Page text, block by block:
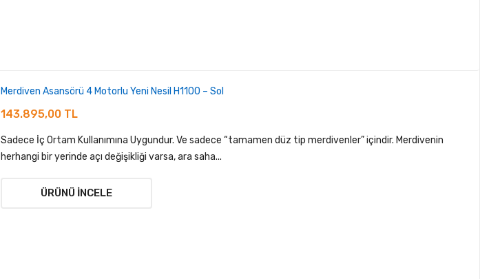
Merdiven Asansörü 4 Motorlu Yeni Nesil H1100 – Sol
143.895,00 TL
Sadece İç Ortam Kullanımına Uygundur. Ve sadece “tamamen düz tip merdivenler” içindir. Merdivenin
herhangi bir yerinde açı değişikliği varsa, ara saha...
ÜRÜNÜ İNCELE